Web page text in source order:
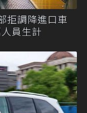
拒調降進口車
員生計